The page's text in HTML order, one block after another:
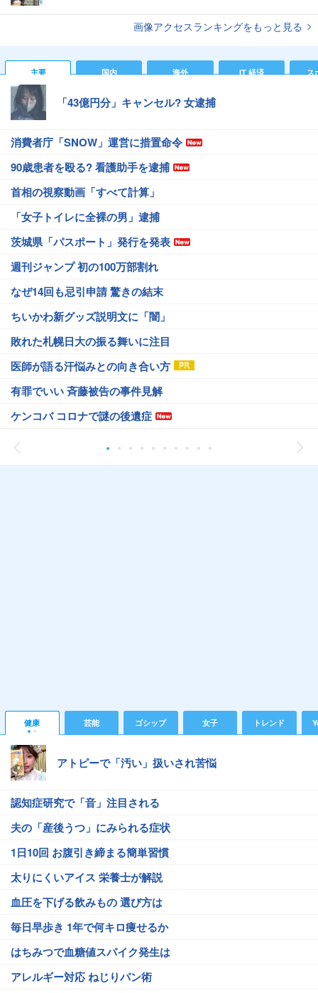
画像アクセスランキングをもっと見る
主要 国内 海外 IT 経済 ス
「43億円分」キャンセル? 女逮捕
消費者庁「SNOW」運営に措置命令
90歳患者を殴る? 看護助手を逮捕
首相の視察動画「すべて計算」
「女子トイレに全裸の男」逮捕
茨城県「パスポート」発行を発表
週刊ジャンプ 初の100万部割れ
なぜ14回も忌引申請 驚きの結末
ちいかわ新グッズ説明文に「闇」
敗れた札幌日大の振る舞いに注目
医師が語る汗悩みとの向き合い方
有罪でいい 斉藤被告の事件見解
ケンコバ コロナで謎の後遺症
健康 芸能 ゴシップ 女子 トレンド
アトピーで「汚い」扱いされ苦悩
認知症研究で「音」注目される
夫の「産後うつ」にみられる症状
1日10回 お腹引き締まる簡単習慣
太りにくいアイス 栄養士が解説
血圧を下げる飲みもの 選び方は
毎日早歩き 1年で何キロ痩せるか
はちみつで血糖値スパイク発生は
アレルギー対応 ねじりパン術